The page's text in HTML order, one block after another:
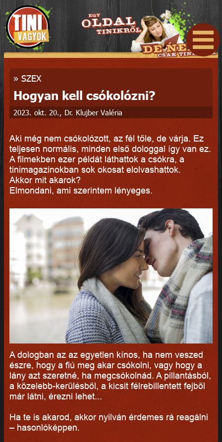
» SZEX
Hogyan kell csókolózni?
2023. okt. 20., Dr. Klujber Valéria
Aki még nem csókolózott, az fél tőle, de várja. Ez
teljesen normális, minden első dologgal így van ez.
A filmekben ezer példát láthattok a csókra, a
tinimagazinokban sok okosat elolvashattok.
Akkor mit akarok?
Elmondani, ami szerintem lényeges.
A dologban az az egyetlen kínos, ha nem veszed
észre, hogy a fiú meg akar csókolni, vagy hogy a
lány azt szeretné, ha megcsókolnád. A pillantásból,
a közelebb-kerülésből, a kicsit félrebillentett fejből
már látni, érezni lehet...
Ha te is akarod, akkor nyilván érdemes rá reagálni
– hasonlóképpen.